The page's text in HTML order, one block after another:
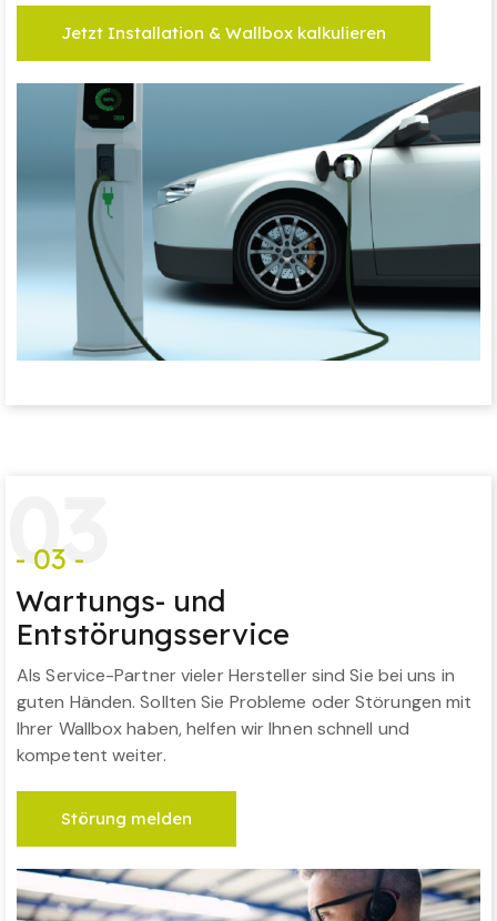
Jetzt Installation & Wallbox kalkulieren
03
- 03 -
Wartungs- und
Entstörungsservice
Als Service-Partner vieler Hersteller sind Sie bei uns in
guten Händen. Sollten Sie Probleme oder Störungen mit
Ihrer Wallbox haben, helfen wir Ihnen schnell und
kompetent weiter.
Störung melden